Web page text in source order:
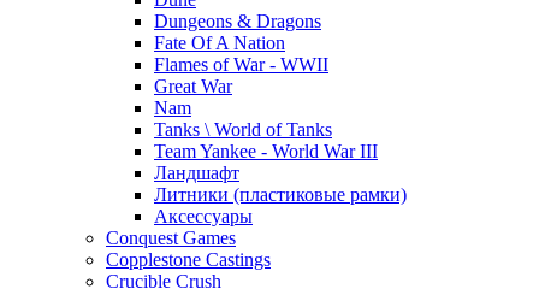
Dungeons & Dragons
Fate Of A Nation
Flames of War - WWII
Great War
Nam
Tanks \ World of Tanks
Team Yankee - World War III
Ландшафт
Литники (пластиковые рамки)
Аксессуары
Conquest Games
Copplestone Castings
Crucible Crush